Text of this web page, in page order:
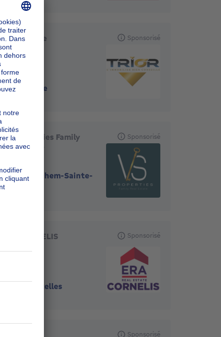
TRIOR Jette
1090 Jette
Sponsorisé
VS Properties Family
Real Estate
1082- Berchem-Sainte-
Agathe
Sponsorisé
ERA CORNELIS
Bruxelles
Sponsorisé
Sponsorisé